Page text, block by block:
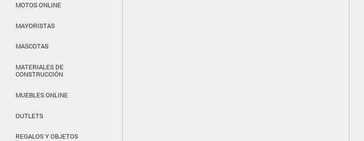
MOTOS ONLINE
MAYORISTAS
MASCOTAS
MATERIALES DE
CONSTRUCCIÓN
MUEBLES ONLINE
OUTLETS
REGALOS Y OBJETOS